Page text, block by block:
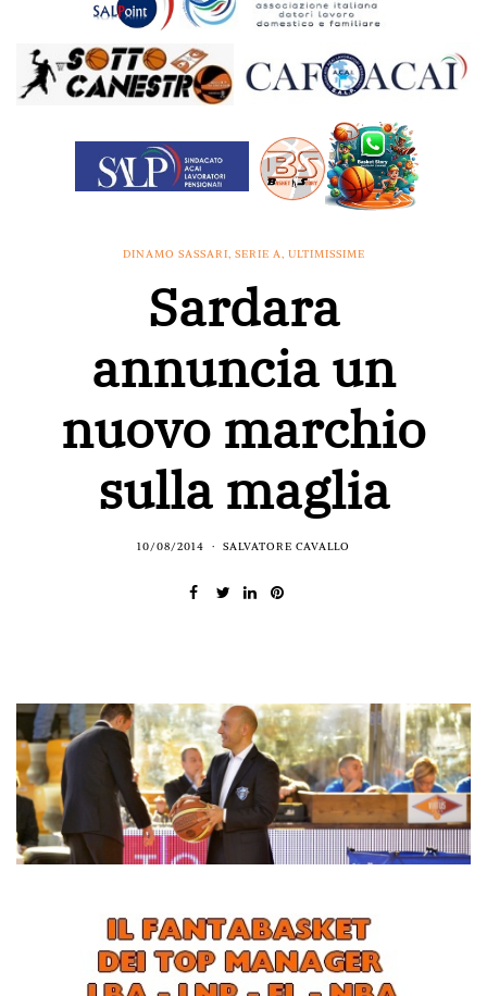
DINAMO SASSARI, SERIE A, ULTIMISSIME
Sardara
annuncia un
nuovo marchio
sulla maglia
10/08/2014 SALVATORE CAVALLO